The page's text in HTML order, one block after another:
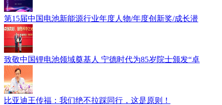
第15届中国电池新能源行业年度人物/年度创新奖/成长潜
致敬中国锂电池领域奠基人 宁德时代为85岁院士颁发“卓
比亚迪王传福：我们绝不拉踩同行，这是原则！